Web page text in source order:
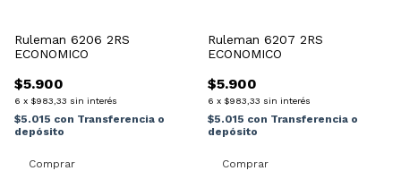
Ruleman 6206 2RS
ECONOMICO
$5.900
6 x $983,33 sin interés
$5.015 con Transferencia o
depósito
Ruleman 6207 2RS
ECONOMICO
$5.900
6 x $983,33 sin interés
$5.015 con Transferencia o
depósito